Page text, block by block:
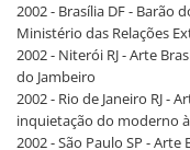
2002 - Brasília DF - Barão
Ministério das Relações
2002 - Niterói RJ - Arte
do Jambeiro
2002 - Rio de Janeiro RJ -
inquietação do moderno
2002 - São Paulo SP -